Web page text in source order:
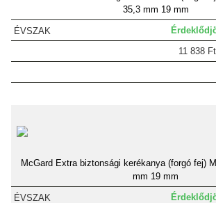
35,3 mm 19 mm
11 838 Ft
McGard Extra biztonsági kerékanya (forgó fej)
mm 19 mm